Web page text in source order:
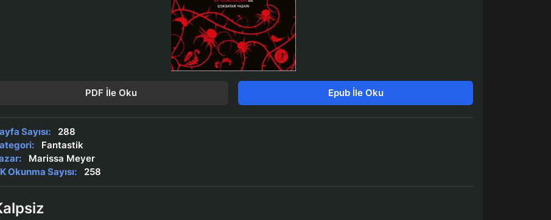
PDF İle Oku Epub İle Oku
Sayısı:
288
Fantastik
Marissa Meyer
Okunma Sayısı:
258